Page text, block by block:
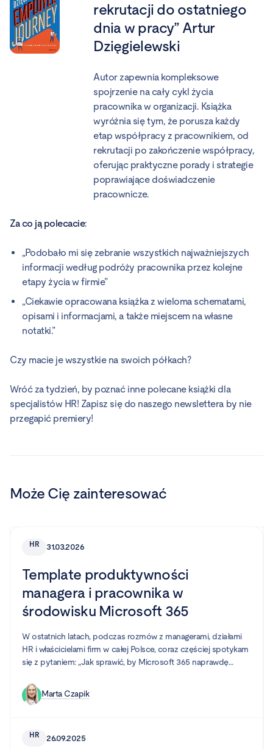
rekrutacji do ostatniego
dnia w pracy” Artur
Dzięgielewski
Autor zapewnia kompleksowe
spojrzenie na cały cykl życia
pracownika w organizacji. Książka
wyróżnia się tym, że porusza każdy
etap współpracy z pracownikiem, od
rekrutacji po zakończenie współpracy,
oferując praktyczne porady i strategie
poprawiające doświadczenie
pracownicze.
Za co ją polecacie:
„Podobało mi się zebranie wszystkich najważniejszych
informacji według podróży pracownika przez kolejne
etapy życia w firmie”
„Ciekawie opracowana książka z wieloma schematami,
opisami i informacjami, a także miejscem na własne
notatki.”
Czy macie je wszystkie na swoich półkach?
Wróć za tydzień, by poznać inne polecane książki dla
specjalistów HR! Zapisz się do naszego newslettera by nie
przegapić premiery!
Może Cię zainteresować
HR 31.03.2026
Template produktywności
managera i pracownika w
środowisku Microsoft 365
W ostatnich latach, podczas rozmów z managerami, działami
HR i właścicielami firm w całej Polsce, coraz częściej spotykam
się z pytaniem: „Jak sprawić, by Microsoft 365 naprawdę
nich korzysta z tego ekosystemu, ale często nawyki i sposób
pracy sprawiają, że potencjał narzędzi pozostaje
na produktywność przez pryzmat dobrze zaprojektowanego
Marta Czapik
HR 26.09.2025